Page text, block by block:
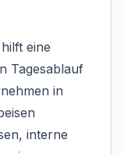
eine
Tagesablauf
in
interne